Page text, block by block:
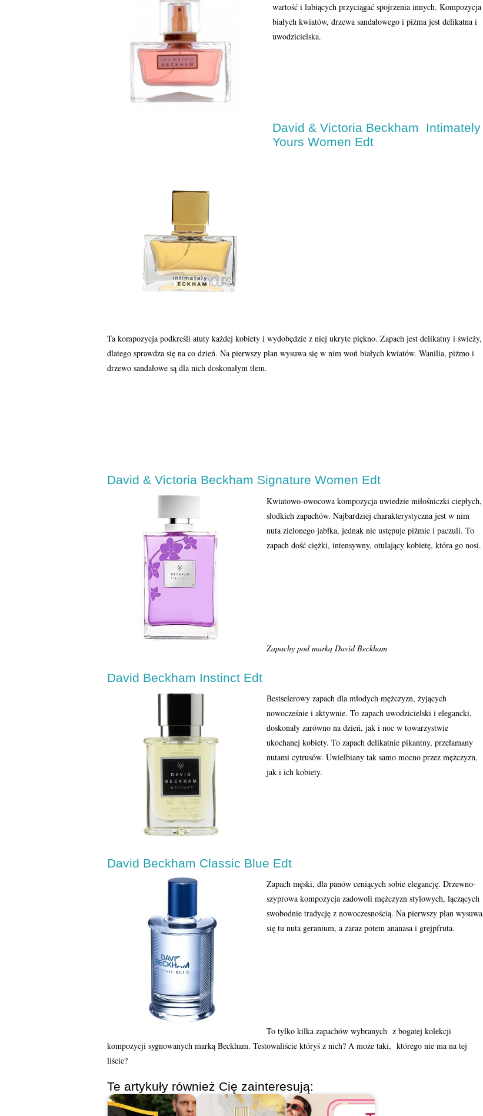
wartość i lubiących przyciągać spojrzenia innych. Kompozycja
białych kwiatów, drzewa sandałowego i piżma jest delikatna i
uwodzicielska.
David & Victoria Beckham Intimately
Yours Women Edt
Ta kompozycja podkreśli atuty każdej kobiety i wydobędzie z niej ukryte piękno. Zapach jest delikatny i świeży,
dlatego sprawdza się na co dzień. Na pierwszy plan wysuwa się w nim woń białych kwiatów. Wanilia, piżmo i
drzewo sandałowe są dla nich doskonałym tłem.
David & Victoria Beckham Signature Women Edt
Kwiatowo-owocowa kompozycja uwiedzie miłośniczki ciepłych,
słodkich zapachów. Najbardziej charakterystyczna jest w nim
nuta zielonego jabłka, jednak nie ustępuje piżmie i paczuli. To
zapach dość ciężki, intensywny, otulający kobietę, która go nosi.
Zapachy pod marką David Beckham
David Beckham Instinct Edt
Bestselerowy zapach dla młodych mężczyzn, żyjących
nowocześnie i aktywnie. To zapach uwodzicielski i elegancki,
doskonały zarówno na dzień, jak i noc w towarzystwie
ukochanej kobiety. To zapach delikatnie pikantny, przełamany
nutami cytrusów. Uwielbiany tak samo mocno przez mężczyzn,
jak i ich kobiety.
David Beckham Classic Blue Edt
Zapach męski, dla panów ceniących sobie elegancję. Drzewno-
szyprowa kompozycja zadowoli mężczyzn stylowych, łączących
swobodnie tradycję z nowoczesnością. Na pierwszy plan wysuwa
się tu nuta geranium, a zaraz potem ananasa i grejpfruta.
To tylko kilka zapachów wybranych z bogatej kolekcji
kompozycji sygnowanych marką Beckham. Testowaliście któryś z nich? A może taki, którego nie ma na tej
liście?
Te artykuły również Cię zainteresują: